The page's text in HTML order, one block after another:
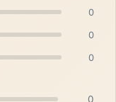
0
0
0
0